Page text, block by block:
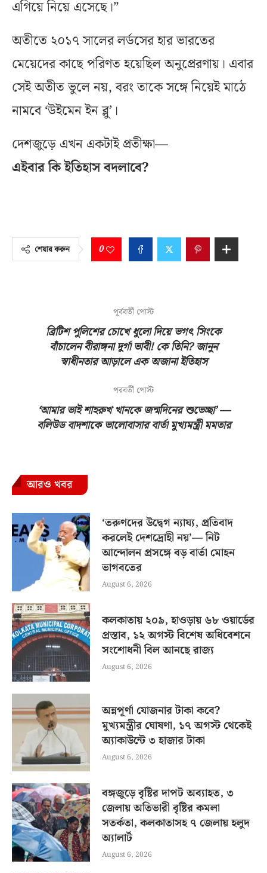
এগিয়ে নিয়ে এসেছে।”
অতীতে ২০১৭ সালের লর্ডসের হার ভারতের
মেয়েদের কাছে পরিণত হয়েছিল অনুপ্রেরণায়। এবার
সেই অতীত ভুলে নয়, বরং তাকে সঙ্গে নিয়েই মাঠে
নামবে ‘উইমেন ইন ব্লু’।
দেশজুড়ে এখন একটাই প্রতীক্ষা—
এইবার কি ইতিহাস বদলাবে?
শেয়ার করুন 0
পূর্ববর্তী পোস্ট
ব্রিটিশ পুলিশের চোখে ধুলো দিয়ে ভগৎ সিংকে
বাঁচালেন বীরাঙ্গনা দুর্গা ভাবী! কে তিনি? জানুন
স্বাধীনতার আড়ালে এক অজানা ইতিহাস
পরবর্তী পোস্ট
‘আমার ভাই শাহরুখ খানকে জন্মদিনের শুভেচ্ছা’ —
বলিউড বাদশাকে ভালোবাসার বার্তা মুখ্যমন্ত্রী মমতার
আরও খবর
‘তরুণদের উদ্বেগ ন্যায্য, প্রতিবাদ
করলেই দেশদ্রোহী নয়’— নিট
আন্দোলন প্রসঙ্গে বড় বার্তা মোহন
ভাগবতের
August 6, 2026
কলকাতায় ২০৯, হাওড়ায় ৬৮ ওয়ার্ডের
প্রস্তাব, ১২ অগস্ট বিশেষ অধিবেশনে
সংশোধনী বিল আনছে রাজ্য
August 6, 2026
অন্নপূর্ণা যোজনার টাকা কবে?
মুখ্যমন্ত্রীর ঘোষণা, ১৭ অগস্ট থেকেই
অ্যাকাউন্টে ৩ হাজার টাকা
August 6, 2026
বঙ্গজুড়ে বৃষ্টির দাপট অব্যাহত, ৩
জেলায় অতিভারী বৃষ্টির কমলা
সতর্কতা, কলকাতাসহ ৭ জেলায় হলুদ
অ্যালার্ট
August 6, 2026